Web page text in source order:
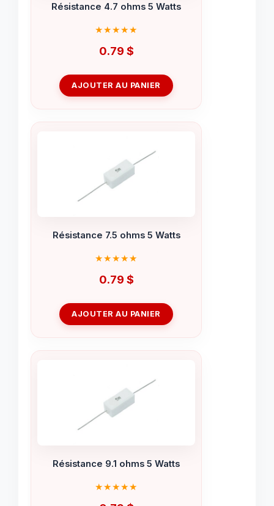
Résistance 4.7 ohms 5 Watts
0.79 $
AJOUTER AU PANIER
Résistance 7.5 ohms 5 Watts
0.79 $
AJOUTER AU PANIER
Résistance 9.1 ohms 5 Watts